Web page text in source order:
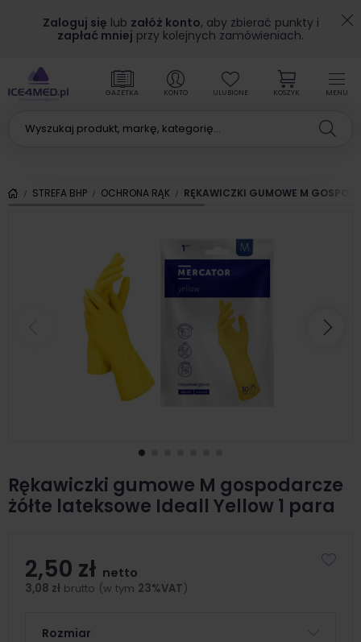
Zaloguj się lub załóż konto, aby zbierać punkty i
zapłać mniej przy kolejnych zamówieniach.
MENU
GAZETKA KONTO ULUBIONE KOSZYK
STREFA BHP OCHRONA RĄK RĘKAWICZKI GUMOWE M
Poprzedni
Rękawiczki gumowe M gospodarcze
żółte lateksowe Ideall Yellow 1 para
2,50 zł netto
3,08 zł brutto (w tym 23%VAT)
Rozmiar